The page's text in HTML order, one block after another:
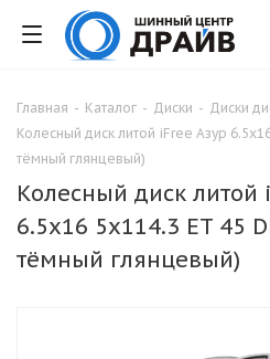
Главная - Каталог - Диски - Диски
Колесный диск литой iFree Азур
тёмный глянцевый)
Колесный диск литой
6.5x16 5x114.3 ET 45
тёмный глянцевый)